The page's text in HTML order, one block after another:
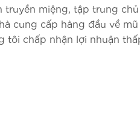
miệng, tập trung
cung cấp hàng đầu về
chấp nhận lợi nhuận